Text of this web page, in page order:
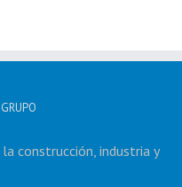
la construcción, industria y